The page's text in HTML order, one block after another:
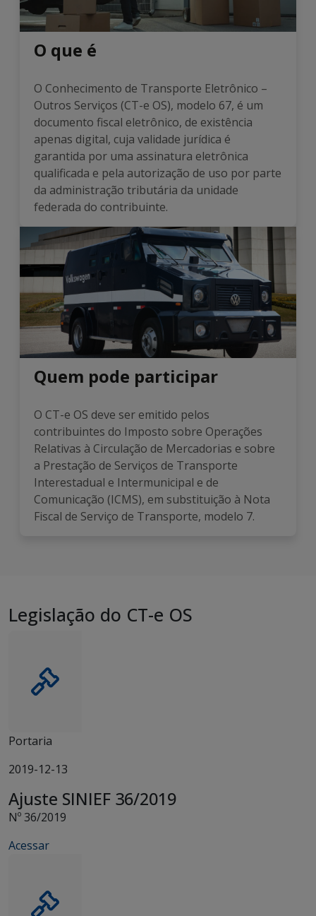
O que é
O Conhecimento de Transporte Eletrônico –
Outros Serviços (CT-e OS), modelo 67, é um
documento fiscal eletrônico, de existência
apenas digital, cuja validade jurídica é
garantida por uma assinatura eletrônica
qualificada e pela autorização de uso por parte
da administração tributária da unidade
federada do contribuinte.
Quem pode participar
O CT-e OS deve ser emitido pelos
contribuintes do Imposto sobre Operações
Relativas à Circulação de Mercadorias e sobre
a Prestação de Serviços de Transporte
Interestadual e Intermunicipal e de
Comunicação (ICMS), em substituição à Nota
Fiscal de Serviço de Transporte, modelo 7.
Legislação do CT-e OS
Portaria
2019-12-13
Ajuste SINIEF 36/2019
Nº 36/2019
Acessar